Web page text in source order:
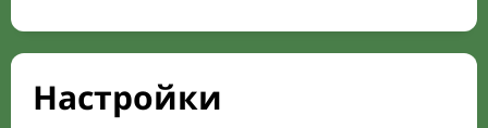
Настройки